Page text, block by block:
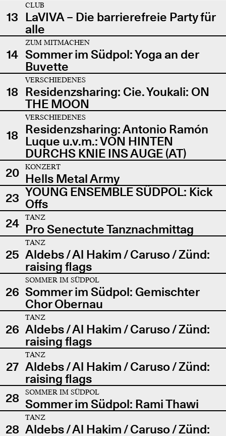
13
CLUB
LaVIVA – Die barrierefreie Party für
alle
14
ZUM MITMACHEN
Sommer im Südpol: Yoga an der
Buvette
18
VERSCHIEDENES
Residenzsharing: Cie. Youkali: ON
THE MOON
18
VERSCHIEDENES
Residenzsharing: Antonio Ramón
Luque u.v.m.: VON HINTEN
DURCHS KNIE INS AUGE (AT)
20
KONZERT
Hells Metal Army
23 YOUNG ENSEMBLE SÜDPOL: Kick
Offs
24
TANZ
Pro Senectute Tanznachmittag
25
TANZ
Aldebs / Al Hakim / Caruso / Zünd:
raising flags
26
SOMMER IM SÜDPOL
Sommer im Südpol: Gemischter
Chor Obernau
26
TANZ
Aldebs / Al Hakim / Caruso / Zünd:
raising flags
27
TANZ
Aldebs / Al Hakim / Caruso / Zünd:
raising flags
28
SOMMER IM SÜDPOL
Sommer im Südpol: Rami Thawi
28
TANZ
Aldebs / Al Hakim / Caruso / Zünd: